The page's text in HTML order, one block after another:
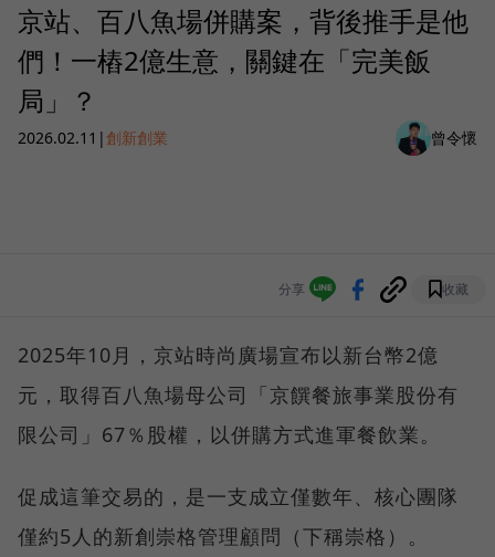
京站、百八魚場併購案，背後推手是他
們！一樁2億生意，關鍵在「完美飯
局」？
2026.02.11 |創新創業 曾令懷
分享 收藏
2025年10月，京站時尚廣場宣布以新台幣2億
元，取得百八魚場母公司「京饌餐旅事業股份有
限公司」67％股權，以併購方式進軍餐飲業。
促成這筆交易的，是一支成立僅數年、核心團隊
僅約5人的新創崇格管理顧問（下稱崇格）。